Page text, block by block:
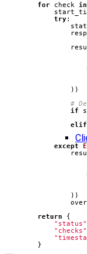
for
check in
try:
))
#
if
elif
except
))
return
{
"status"
"checks"
}